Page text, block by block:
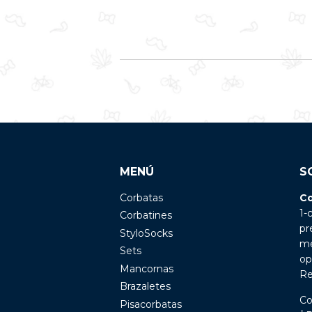
MENÚ
Corbatas
Corbatines
StyloSocks
Sets
Mancornas
Brazaletes
Pisacorbatas
1-